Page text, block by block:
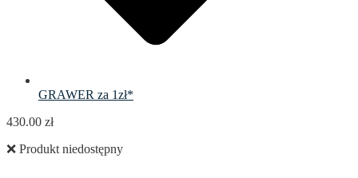
GRAWER za 1zł*
430.00 zł
❌ Produkt niedostępny